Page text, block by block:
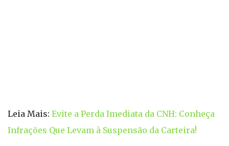
Leia Mais: Evite a Perda Imediata da CNH: Conheça
Infrações Que Levam à Suspensão da Carteira!